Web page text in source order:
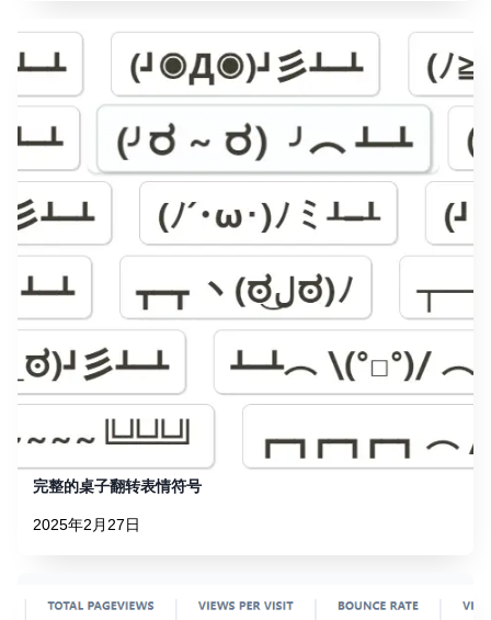
完整的桌子翻转表情符号
2025年2月27日